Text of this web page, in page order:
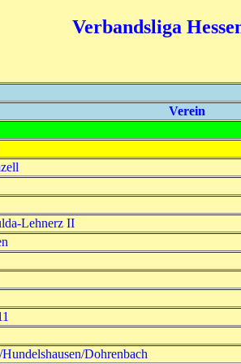
Verbandsliga
Verein
Lehnerz II
Dohrenbach